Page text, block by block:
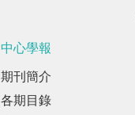
中心學報
期刊簡介
各期目錄